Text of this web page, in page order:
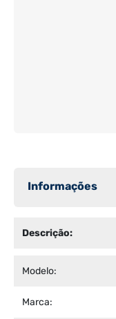
Informações
Descrição:
Modelo:
Marca: